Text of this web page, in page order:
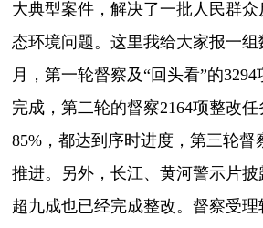
大典型案件，解决了一批人民群
态环境问题。这里我给大家报一
月，第一轮督察及“回头看”的
完成，第二轮的督察2164项整改
85%，都达到序时进度，第三轮督
推进。另外，长江、黄河警示片披
超九成也已经完成整改。督察受